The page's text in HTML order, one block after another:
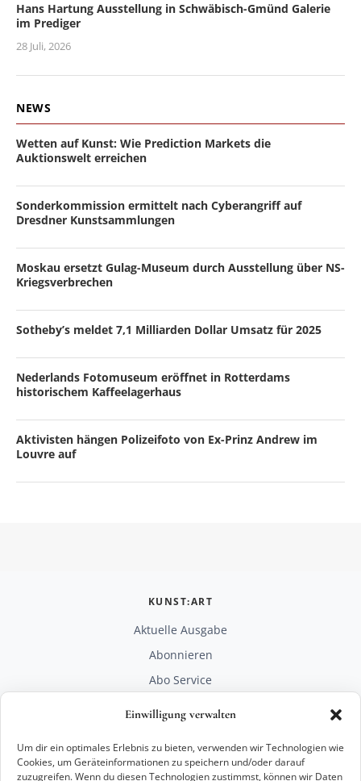
Einwilligung verwalten
Um dir ein optimales Erlebnis zu bieten, verwenden wir Technologien wie
Cookies, um Geräteinformationen zu speichern und/oder darauf
zuzugreifen. Wenn du diesen Technologien zustimmst, können wir Daten
Hans Hartung Ausstellung in Schwäbisch-Gmünd Galerie
im Prediger
28 Juli, 2026
NEWS
Wetten auf Kunst: Wie Prediction Markets die
Auktionswelt erreichen
Sonderkommission ermittelt nach Cyberangriff auf
Dresdner Kunstsammlungen
Moskau ersetzt Gulag-Museum durch Ausstellung über NS-
Kriegsverbrechen
Sotheby’s meldet 7,1 Milliarden Dollar Umsatz für 2025
Nederlands Fotomuseum eröffnet in Rotterdams
historischem Kaffeelagerhaus
Aktivisten hängen Polizeifoto von Ex-Prinz Andrew im
Louvre auf
KUNST:ART
Aktuelle Ausgabe
Abonnieren
Abo Service
RECHTLICHES